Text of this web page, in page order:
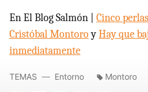
En El Blog Salmón | Cinco
Cristóbal MontoroyHay que
inmediatamente
TEMAS Entorno Montoro